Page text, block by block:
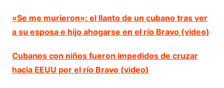
«Se me murieron»: el llanto de un cubano tras ver
a su esposa e hijo ahogarse en el río Bravo (video)
Cubanos con niños fueron impedidos de cruzar
hacia EEUU por el río Bravo (video)